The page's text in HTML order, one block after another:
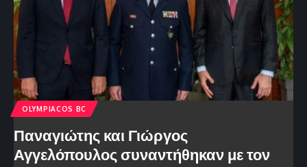
OLYMPIACOS BC
Παναγιώτης και Γιώργος
Αγγελόπουλος συναντήθηκαν με τον